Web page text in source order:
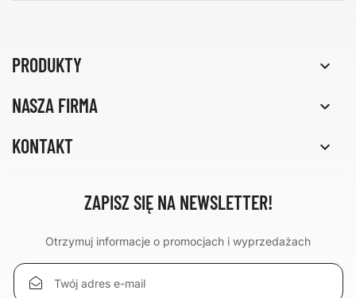
PRODUKTY 
NASZA FIRMA 
KONTAKT 
ZAPISZ SIĘ NA NEWSLETTER!
Otrzymuj informacje o promocjach i wyprzedażach